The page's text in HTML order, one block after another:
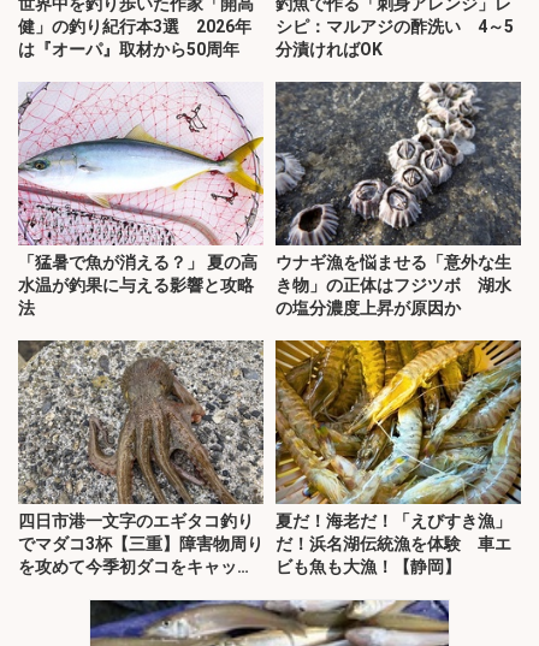
健」の釣り紀行本3選 2026年
は『オーパ』取材から50周年
シピ：マルアジの酢洗い 4～5
分漬ければOK
「猛暑で魚が消える？」 夏の高
水温が釣果に与える影響と攻略
法
ウナギ漁を悩ませる「意外な生
き物」の正体はフジツボ 湖水
の塩分濃度上昇が原因か
四日市港一文字のエギタコ釣り
でマダコ3杯【三重】障害物周り
を攻めて今季初ダコをキャッ
夏だ！海老だ！「えびすき漁」
だ！浜名湖伝統漁を体験 車エ
ビも魚も大漁！【静岡】